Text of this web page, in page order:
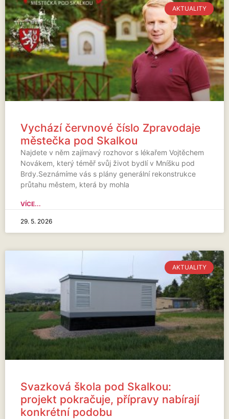
AKTUALITY
Vychází červnové číslo Zpravodaje
městečka pod Skalkou
Najdete v něm zajímavý rozhovor s lékařem Vojtěchem
Novákem, který téměř svůj život bydlí v Mníšku pod
Brdy.Seznámíme vás s plány generální rekonstrukce
průtahu městem, která by mohla
VÍCE...
29. 5. 2026
AKTUALITY
Svazková škola pod Skalkou:
projekt pokračuje, přípravy nabírají
konkrétní podobu